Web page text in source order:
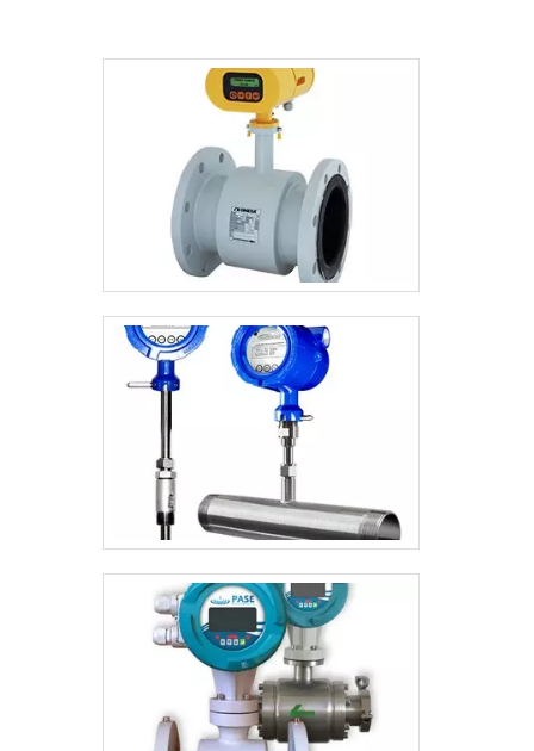
trabalham única e exclusivamente para a
satisfação dos clientes, garante uma
entrega de excelência de ponta a ponta..